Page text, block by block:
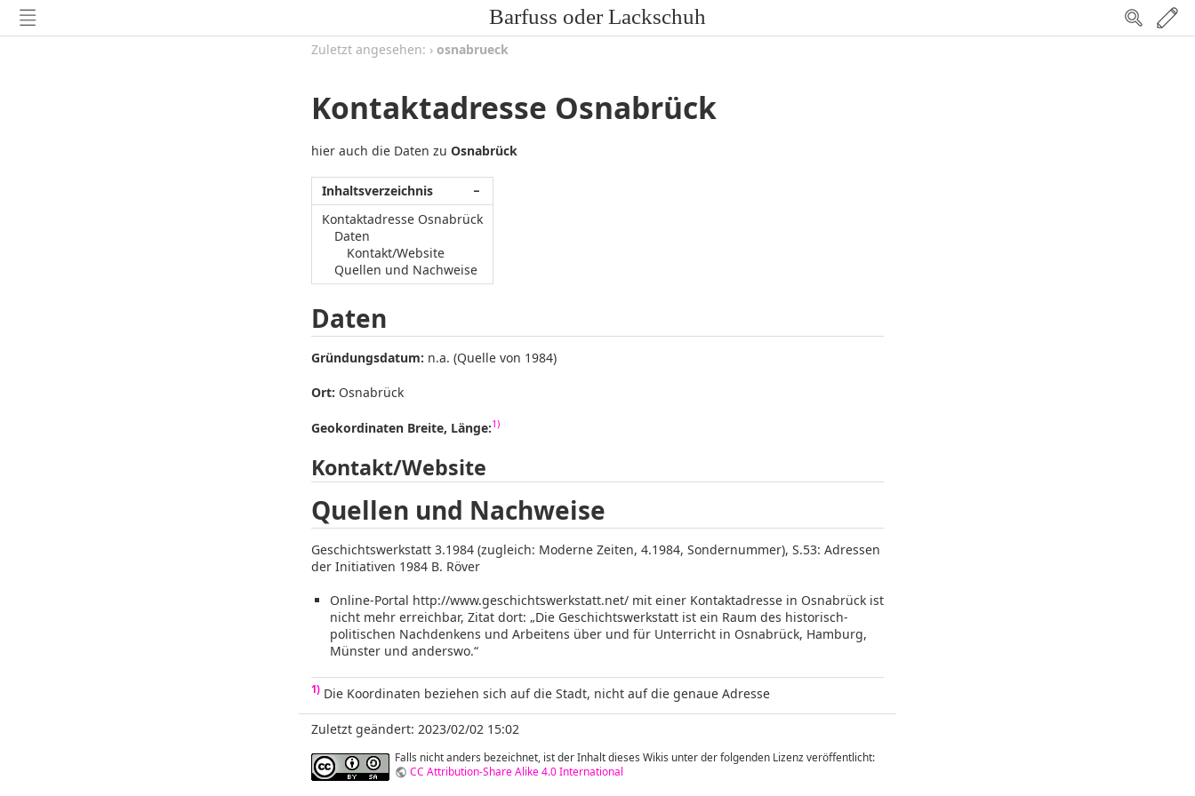
Barfuss oder Lackschuh
Zuletzt angesehen: › osnabrueck
Kontaktadresse Osnabrück
hier auch die Daten zu Osnabrück
−
Inhaltsverzeichnis
Kontaktadresse Osnabrück
Daten
Kontakt/Website
Quellen und Nachweise
Daten
Gründungsdatum: n.a. (Quelle von 1984)
Ort: Osnabrück
Geokordinaten Breite, Länge:1)
Kontakt/Website
Quellen und Nachweise
Geschichtswerkstatt 3.1984 (zugleich: Moderne Zeiten, 4.1984, Sondernummer), S.53: Adressen
der Initiativen 1984 B. Röver
Online-Portal http://www.geschichtswerkstatt.net/ mit einer Kontaktadresse in Osnabrück ist
nicht mehr erreichbar, Zitat dort: „Die Geschichtswerkstatt ist ein Raum des historisch-
politischen Nachdenkens und Arbeitens über und für Unterricht in Osnabrück, Hamburg,
Münster und anderswo.“
1) Die Koordinaten beziehen sich auf die Stadt, nicht auf die genaue Adresse
Zuletzt geändert: 2023/02/02 15:02
Falls nicht anders bezeichnet, ist der Inhalt dieses Wikis unter der folgenden Lizenz veröffentlicht:
CC Attribution-Share Alike 4.0 International